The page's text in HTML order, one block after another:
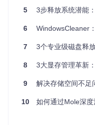
相似图片识别：摄影爱
据大量空间。Czkawka
类。当你需要从20张几
家里难以清理的卫生死
常需要专业知识才能定
5 3步释放系统潜能：
6 WindowsCleaner
7 3个专业级磁盘释
8 3大显存管理革新
9 解决存储空间不足问题的
10 如何通过Mole深度